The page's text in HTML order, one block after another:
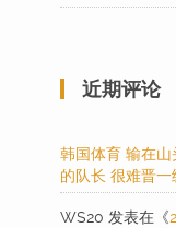
近期评论
韩国体育 输在
的队长 很难晋一
WS20 发表在《